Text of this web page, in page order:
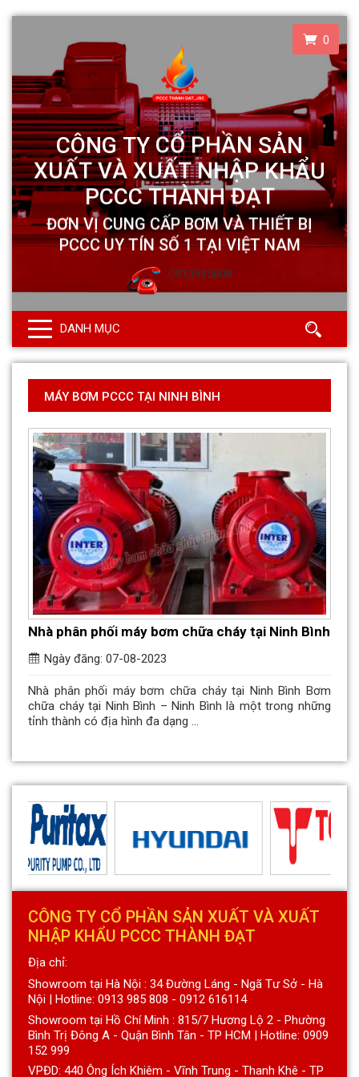
0
0913985808
DANH MỤC
MÁY BƠM PCCC TẠI NINH BÌNH
Nhà phân phối máy bơm chữa cháy tại Ninh Bình
Ngày đăng: 07-08-2023
Nhà phân phối máy bơm chữa cháy tại Ninh Bình Bơm
chữa cháy tại Ninh Bình – Ninh Bình là một trong những
tỉnh thành có địa hình đa dạng ...
CÔNG TY CỔ PHẦN SẢN XUẤT VÀ XUẤT
NHẬP KHẨU PCCC THÀNH ĐẠT
Địa chỉ:
Showroom tại Hà Nội : 34 Đường Láng - Ngã Tư Sở - Hà
Nội | Hotline: 0913 985 808 - 0912 616114
Showroom tại Hồ Chí Minh : 815/7 Hương Lộ 2 - Phường
Bình Trị Đông A - Quận Bình Tân - TP HCM | Hotline: 0909
152 999
VPĐD: 440 Ông Ích Khiêm - Vĩnh Trung - Thanh Khê - TP